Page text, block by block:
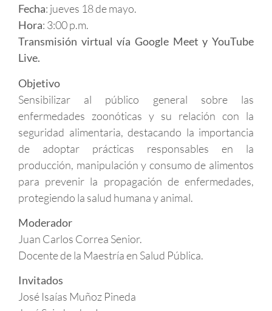
Fecha: jueves 18 de mayo.
Hora: 3:00 p.m.
Transmisión virtual vía Google Meet y YouTube
Live.
Objetivo
Sensibilizar al público general sobre las
enfermedades zoonóticas y su relación con la
seguridad alimentaria, destacando la importancia
de adoptar prácticas responsables en la
producción, manipulación y consumo de alimentos
para prevenir la propagación de enfermedades,
protegiendo la salud humana y animal.
Moderador
Juan Carlos Correa Senior.
Docente de la Maestría en Salud Pública.
Invitados
José Isaías Muñoz Pineda